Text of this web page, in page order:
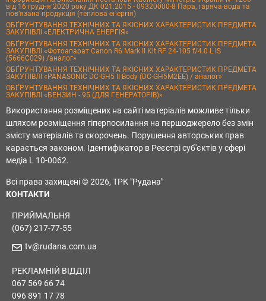
від 16 грудня 2020 року ДК 021:2015 - 09320000-8 Пара, гаряча вода та
пов’язана продукція (теплова енергія)
ОБҐРУНТУВАННЯ ТЕХНІЧНИХ ТА ЯКІСНИХ ХАРАКТЕРИСТИК ПРЕДМЕТА
ЗАКУПІВЛІ «ЕЛЕКТРИЧНА ЕНЕРГІЯ»
ОБҐРУНТУВАННЯ ТЕХНІЧНИХ ТА ЯКІСНИХ ХАРАКТЕРИСТИК ПРЕДМЕТА
ЗАКУПІВЛІ «Фотоапарат Canon R6 Mark II Kit RF 24-105 f/4.0 L IS
(5666C029) /аналог»
ОБҐРУНТУВАННЯ ТЕХНІЧНИХ ТА ЯКІСНИХ ХАРАКТЕРИСТИК ПРЕДМЕТА
ЗАКУПІВЛІ «PANASONIC DC-GH5 II Body (DC-GH5M2EE) / аналог»
ОБҐРУНТУВАННЯ ТЕХНІЧНИХ ТА ЯКІСНИХ ХАРАКТЕРИСТИК ПРЕДМЕТА
ЗАКУПІВЛІ «БЕНЗИН - 95 (ДЛЯ ГЕНЕРАТОРІВ)»
Використання розміщених на сайті матеріалів можливе тільки
шляхом розміщення гіперпосилання на першоджерело без змін
змісту матеріалів та скорочень. Порушення авторських прав
карається законом. Ідентифікатор в Реєстрі суб'єктів у сфері
медіа L 10-0062.
Всі права захищені © 2026, ТРК "Рудана"
КОНТАКТИ
ПРИЙМАЛЬНЯ
(067) 217-77-55
tv@rudana.com.ua
РЕКЛАМНІЙ ВІДДІЛ
067 569 66 74
096 891 17 78